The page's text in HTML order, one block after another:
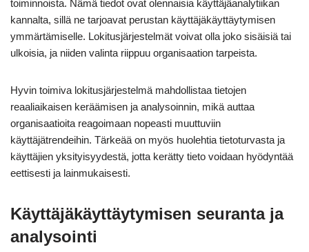
toiminnoista. Nämä tiedot ovat olennaisia käyttäjäanalytiikan
kannalta, sillä ne tarjoavat perustan käyttäjäkäyttäytymisen
ymmärtämiselle. Lokitusjärjestelmät voivat olla joko sisäisiä tai
ulkoisia, ja niiden valinta riippuu organisaation tarpeista.
Hyvin toimiva lokitusjärjestelmä mahdollistaa tietojen
reaaliaikaisen keräämisen ja analysoinnin, mikä auttaa
organisaatioita reagoimaan nopeasti muuttuviin
käyttäjätrendeihin. Tärkeää on myös huolehtia tietoturvasta ja
käyttäjien yksityisyydestä, jotta kerätty tieto voidaan hyödyntää
eettisesti ja lainmukaisesti.
Käyttäjäkäyttäytymisen seuranta ja
analysointi